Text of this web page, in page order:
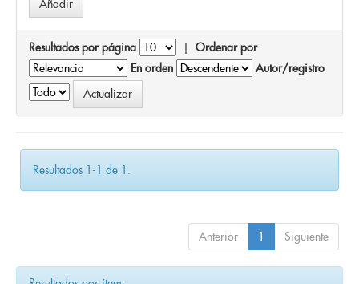
Resultados por página | Ordenar por
En orden
Autor/registro
Resultados 1-1 de 1.
Anterior 1 Siguiente